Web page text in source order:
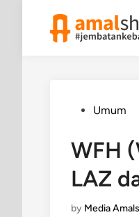
content
PostedUmum
WFH
LAZ
by Media